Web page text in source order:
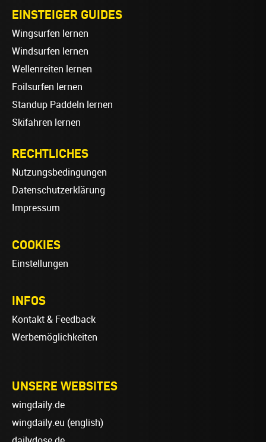
EINSTEIGER GUIDES
Wingsurfen lernen
Windsurfen lernen
Wellenreiten lernen
Foilsurfen lernen
Standup Paddeln lernen
Skifahren lernen
RECHTLICHES
Nutzungsbedingungen
Datenschutzerklärung
Impressum
COOKIES
Einstellungen
INFOS
Kontakt & Feedback
Werbemöglichkeiten
UNSERE WEBSITES
wingdaily.de
wingdaily.eu (english)